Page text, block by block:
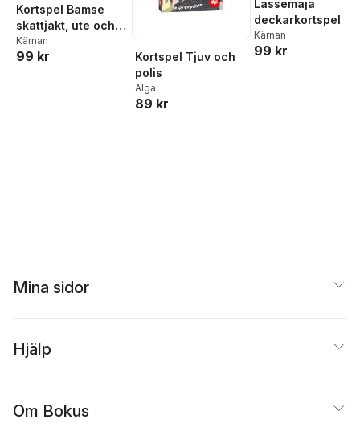
Kortspel Bamse
skattjakt, ute och
inne
Kärnan
99 kr
Kortspel Tjuv och
polis
Alga
89 kr
Lassemaja
deckarkortspel
Kärnan
99 kr
Mina sidor
Hjälp
Om Bokus